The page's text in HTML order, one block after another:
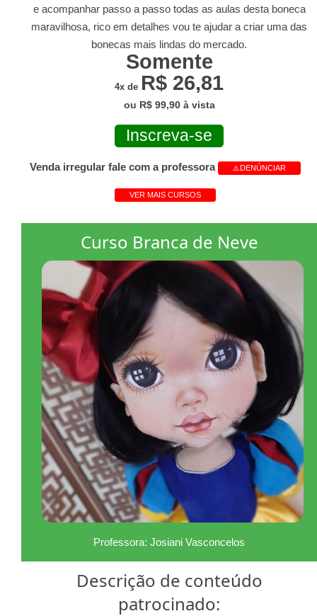
e acompanhar passo a passo todas as aulas desta boneca
maravilhosa, rico em detalhes vou te ajudar a criar uma das
bonecas mais lindas do mercado.
Somente
4x de R$ 26,81
ou R$ 99,90 à vista
Inscreva-se
Venda irregular fale com a professora ⚠️DENÚNCIAR
VER MAIS CURSOS
Curso Branca de Neve
Professora: Josiani Vasconcelos
Descrição de conteúdo
patrocinado: